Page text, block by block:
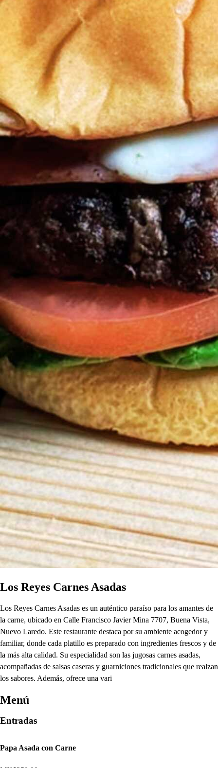
Los Reyes Carnes Asadas
Los Reyes Carnes Asadas es un auténtico paraíso para los amantes de
la carne, ubicado en Calle Francisco Javier Mina 7707, Buena Vista,
Nuevo Laredo. Este restaurante destaca por su ambiente acogedor y
familiar, donde cada platillo es preparado con ingredientes frescos y de
la más alta calidad. Su especialidad son las jugosas carnes asadas,
acompañadas de salsas caseras y guarniciones tradicionales que realzan
los sabores. Además, ofrece una vari
Menú
Entradas
Papa Asada con Carne